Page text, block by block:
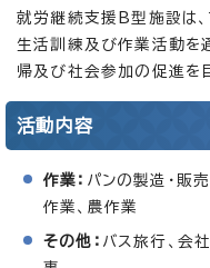
就労継続支援B型施設は
生活訓練及び作業活動を
帰及び社会参加の促進を
活動内容
作業： パンの製造・販
作業、農作業
その他： バス旅行、会